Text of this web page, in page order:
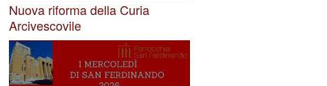
Nuova riforma della Curia
Arcivescovile